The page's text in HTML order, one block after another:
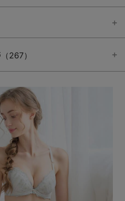
（267）